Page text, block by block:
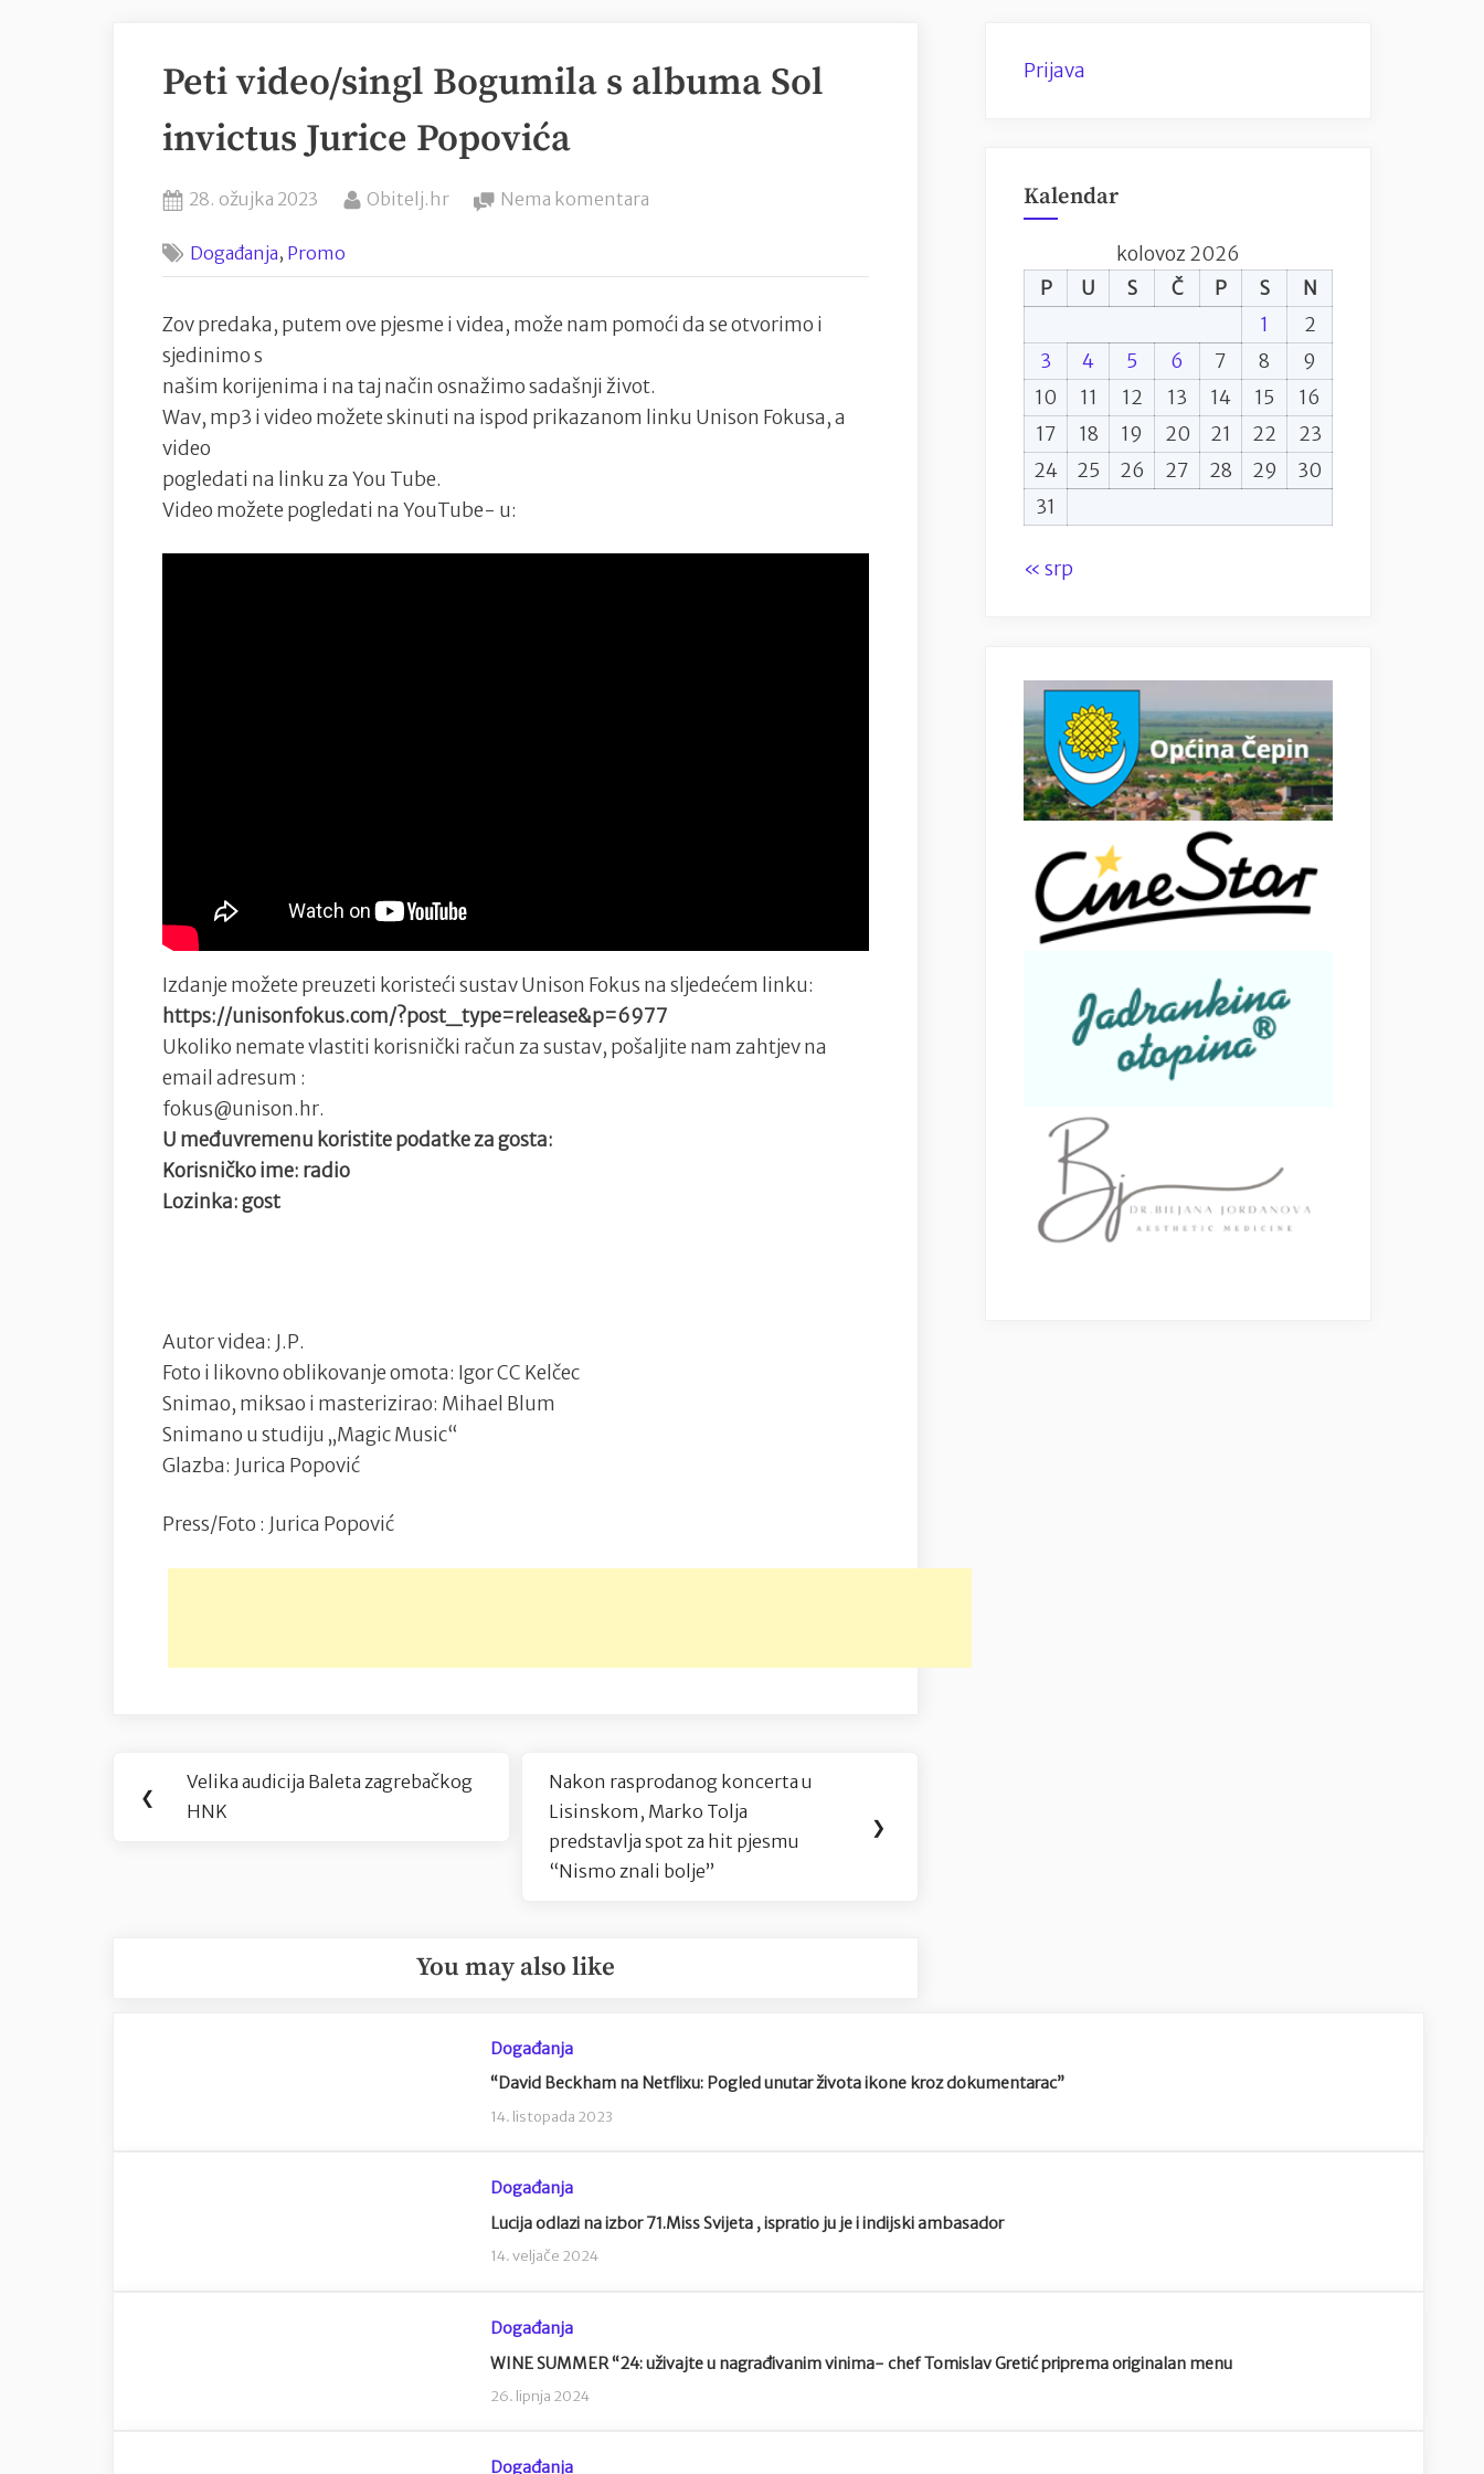
Peti video/singl Bogumila s albuma Sol
invictus Jurice Popovića
Posted
28. ožujka 2023 By
Obitelj.hr Nema komentara
s
Sol
invictus
Događanja, Promo
Zov predaka, putem ove pjesme i videa, može nam pomoći da se otvorimo i
sjedinimo s
našim korijenima i na taj način osnažimo sadašnji život.
Wav, mp3 i video možete skinuti na ispod prikazanom linku Unison Fokusa, a
video
pogledati na linku za You Tube.
Video možete pogledati na YouTube- u:
Izdanje možete preuzeti koristeći sustav Unison Fokus na sljedećem linku:
https://unisonfokus.com/?post_type=release&p=6977
Ukoliko nemate vlastiti korisnički račun za sustav, pošaljite nam zahtjev na
email adresum :
fokus@unison.hr.
U međuvremenu koristite podatke za gosta:
Korisničko ime: radio
Lozinka: gost
Autor videa: J.P.
Foto i likovno oblikovanje omota: Igor CC Kelčec
Snimao, miksao i masterizirao: Mihael Blum
Snimano u studiju „Magic Music“
Glazba: Jurica Popović
Press/Foto : Jurica Popović
Navigacija
objava
❮
Previous
Post:
Velika audicija Baleta zagrebačkog
HNK
Next
Post:
Nakon rasprodanog koncerta u
Lisinskom, Marko Tolja
predstavlja spot za hit pjesmu
“Nismo znali bolje”
❯
You may also like
Događanja
“David Beckham na Netflixu: Pogled unutar života ikone kroz dokumentarac”
14. listopada 2023
Događanja
Lucija odlazi na izbor 71.Miss Svijeta , ispratio ju je i indijski ambasador
14. veljače 2024
Događanja
WINE SUMMER “24: uživajte u nagrađivanim vinima- chef Tomislav Gretić priprema originalan menu
26. lipnja 2024
Događanja
Prijava
Kalendar
kolovoz 2026
P
U S Č P S
N
1
2
3
4 5 6 7 8
9
10
11 12 13 14 15
16
17
18 19 20 21 22
23
24
25 26 27 28 29
30
31
« srp